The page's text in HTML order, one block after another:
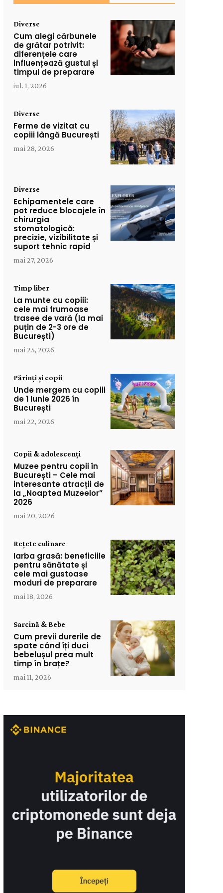
Diverse
Cum alegi cărbunele
de grătar potrivit:
diferențele care
influențează gustul și
timpul de preparare
iul. 1, 2026
Diverse
Ferme de vizitat cu
copiii lângă București
mai 28, 2026
Diverse
Echipamentele care
pot reduce blocajele în
chirurgia
stomatologică:
precizie, vizibilitate și
suport tehnic rapid
mai 27, 2026
Timp liber
La munte cu copiii:
cele mai frumoase
trasee de vară (la mai
puțin de 2-3 ore de
București)
mai 25, 2026
Părinți și copii
Unde mergem cu copiii
de 1 Iunie 2026 în
București
mai 22, 2026
Copii & adolescenți
Muzee pentru copii în
București – Cele mai
interesante atracții de
la „Noaptea Muzeelor”
2026
mai 20, 2026
Rețete culinare
Iarba grasă: beneficiile
pentru sănătate și
cele mai gustoase
moduri de preparare
mai 18, 2026
Sarcină & Bebe
Cum previi durerile de
spate când îți duci
bebelușul prea mult
timp în brațe?
mai 11, 2026